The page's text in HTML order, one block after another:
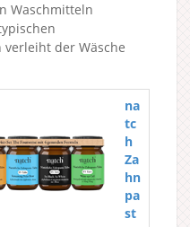
Waschmitteln
der Wäsche
na
tc
h
Za
hn
pa
st